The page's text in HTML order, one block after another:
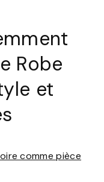
Robe
et
comme pièce